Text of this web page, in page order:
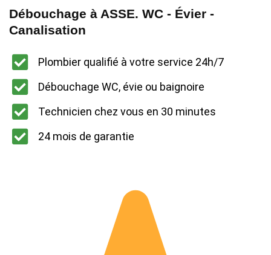
Débouchage à ASSE. WC - Évier -
Canalisation
Plombier qualifié à votre service 24h/7
Débouchage WC, évie ou baignoire
Technicien chez vous en 30 minutes
24 mois de garantie